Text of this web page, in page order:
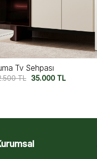
Tv Sehpası
TL 37.500TL